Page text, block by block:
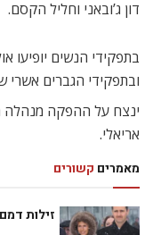
דון ג’ובאני וחליל הקסם.
בתפקידי הנשים יופיעו
ובתפקידי הגברים אשרי
ינצח על ההפקה מנהלה
אריאלי.
מאמרים קשורים
זילות